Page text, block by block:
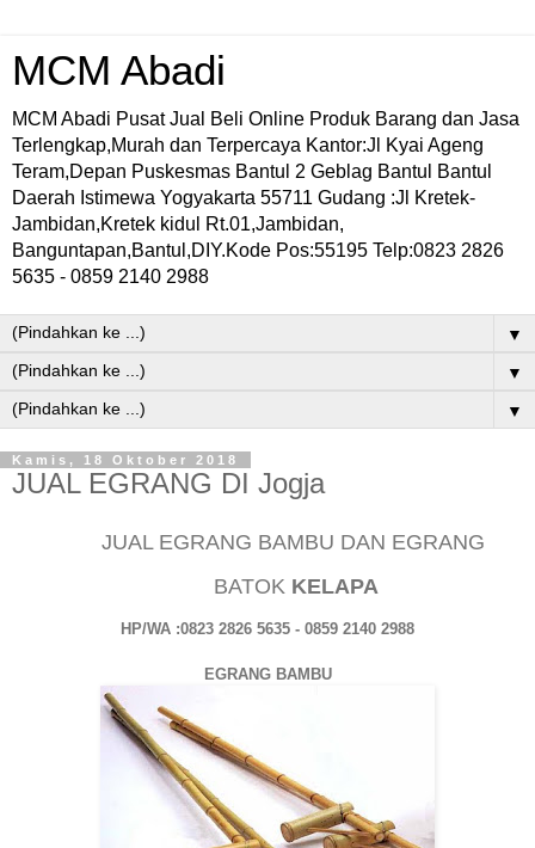
MCM Abadi
MCM Abadi Pusat Jual Beli Online Produk Barang dan Jasa
Terlengkap,Murah dan Terpercaya Kantor:Jl Kyai Ageng
Teram,Depan Puskesmas Bantul 2 Geblag Bantul Bantul
Daerah Istimewa Yogyakarta 55711 Gudang :Jl Kretek-
Jambidan,Kretek kidul Rt.01,Jambidan,
Banguntapan,Bantul,DIY.Kode Pos:55195 Telp:0823 2826
5635 - 0859 2140 2988
▼
▼
▼
Kamis, 18 Oktober 2018
JUAL EGRANG DI Jogja
JUAL EGRANG BAMBU DAN EGRANG
BATOK KELAPA
HP/WA :0823 2826 5635 - 0859 2140 2988
EGRANG BAMBU